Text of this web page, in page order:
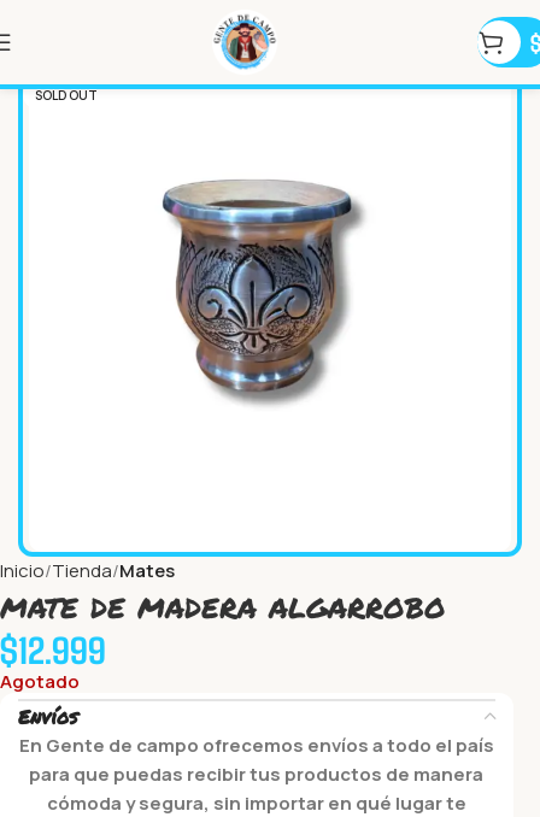
$
SOLD OUT
Inicio Tienda Mates
mate de madera algarrobo
$12.999
Agotado
Envíos
En Gente de campo ofrecemos envíos a todo el país
para que puedas recibir tus productos de manera
cómoda y segura, sin importar en qué lugar te